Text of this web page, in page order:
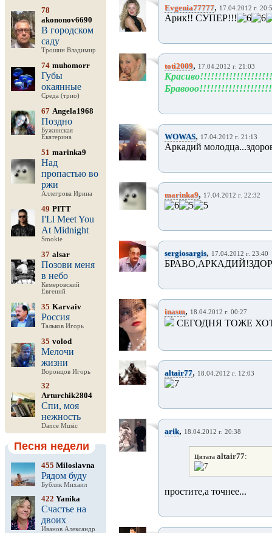
78
akononov6690
В городском
саду
Трошин Владимир
74 muhomorr
Губы
окаянные
Среда (трио)
67 Angela1968
Поздно
Бужинская
Екатерина
51 marinka9
Над
пропастью во
ржи
Аллегрова Ирина
49 PITT
I'Ll Meet You
At Midnight
Smokie
37 alsar
Позови меня
в небо
Кемеровский
Евгений
35 Karvaiv
Россия
Тальков Игорь
35 volod
Мелочи
жизни
Воронцов Игорь
32
Arturchik2804
Спи, моя
нежность
Dance Music
Песня недели
455 Miloslavna
Рядом буду
Бублик Михаил
422 Yanika
Счастье на
двоих
Иванов Александр
Evgenia77777, 17.04.2012 г.
Арик!! СУПЕР!!!
toti2009, 17.04.2012 г. 21:03
WOWAS, 17.04.2012 г. 21:13
Аркадий
marinka9, 17.04.2012 г. 22:32
sergiosargis, 17.04.2012 г. 23:40
inasm, 18.04.2012 г. 00:27
СЕГОДНЯ ТОЖЕ
altair77, 18.04.2012 г. 12:03
arik, 18.04.2012 г. 20:38
Цитата altair77:
простите,а точнее...